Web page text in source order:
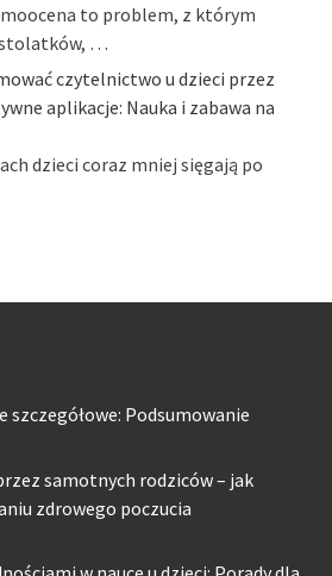
to problem, z którym
…
czytelnictwo u dzieci przez
aplikacje: Nauka i zabawa na
dzieci coraz mniej sięgają po
szczegółowe: Podsumowanie
samotnych rodziców – jak
zdrowego poczucia